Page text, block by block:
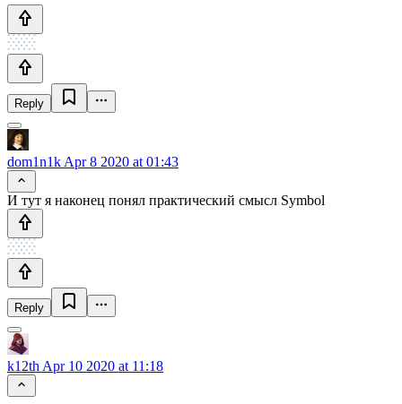
Reply
dom1n1k Apr 8 2020 at 01:43
И тут я наконец понял практический смысл Symbol
Reply
k12th Apr 10 2020 at 11:18